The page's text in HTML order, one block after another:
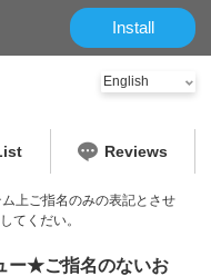
Install
Reviews
上ご指名のみの表記とさせ
てくだい。
ー★ご指名のないお